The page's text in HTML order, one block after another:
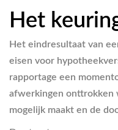
Het
Het eindresultaat van
eisen voor
rapportage een
afwerkingen onttrokken
mogelijk maakt en de